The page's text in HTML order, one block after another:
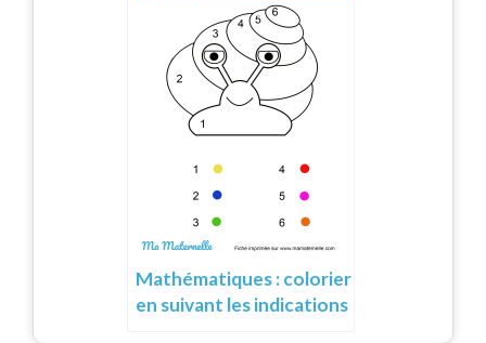
Mathématiques : colorier
en suivant les indications